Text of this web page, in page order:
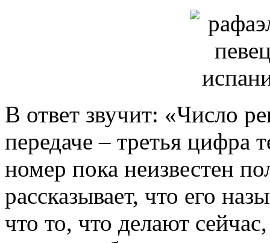
В ответ звучит: «Число
передаче – третья цифра
номер пока неизвестен
рассказывает, что его
что то, что делают